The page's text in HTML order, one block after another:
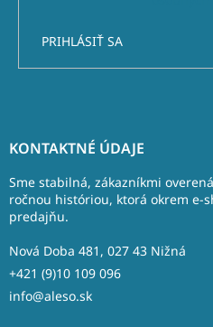
PRIHLÁSIŤ SA
KONTAKTNÉ ÚDAJE
Sme stabilná, zákazníkmi
ročnou históriou, ktorá okrem e-
predajňu.
Nová Doba 481, 027 43 Nižná
+421 (9)10 109 096
info@aleso.sk